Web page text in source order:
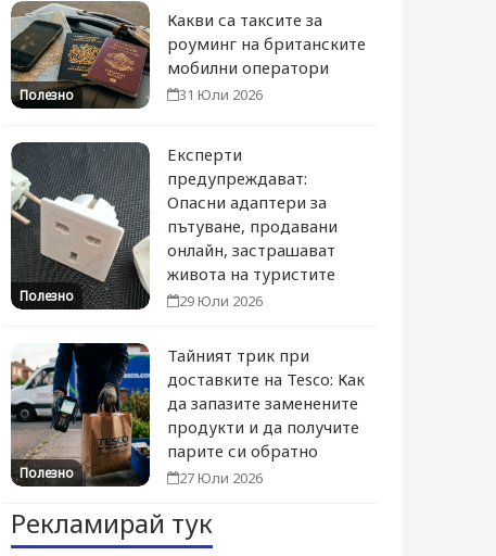
Полезно
Какви са таксите за
роуминг на британските
мобилни оператори
31 Юли 2026
Полезно
Експерти
предупреждават:
Опасни адаптери за
пътуване, продавани
онлайн, застрашават
живота на туристите
29 Юли 2026
Полезно
Тайният трик при
доставките на Tesco: Как
да запазите заменените
продукти и да получите
парите си обратно
27 Юли 2026
Рекламирай тук